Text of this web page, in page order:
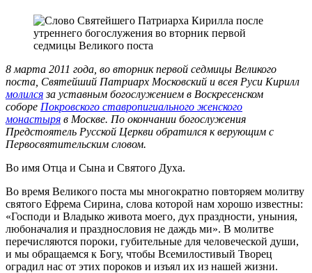
8 марта 2011 года, во вторник первой седмицы Великого
поста, Святейший Патриарх Московский и всея Руси Кирилл
молилсяза уставным богослужением в Воскресенском
соборе Покровского ставропигиального женского
монастыря в Москве. По окончании богослужения
Предстоятель Русской Церкви обратился к верующим с
Первосвятительским словом.
Во имя Отца и Сына и Святого Духа.
Во время Великого поста мы многократно повторяем молитву
святого Ефрема Сирина, слова которой нам хорошо известны:
«Господи и Владыко живота моего, дух праздности, уныния,
любоначалия и празднословия не даждь ми». В молитве
перечисляются пороки, губительные для человеческой души,
и мы обращаемся к Богу, чтобы Всемилостивый Творец
оградил нас от этих пороков и изъял их из нашей жизни.